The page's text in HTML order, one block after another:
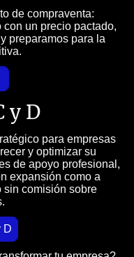
de compraventa:
un precio pactado,
preparamos para la
y D
para empresas
y optimizar su
de apoyo profesional,
expansión como a
sin comisión sobre
D